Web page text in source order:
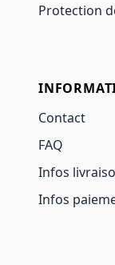
Protection
Contact
FAQ
Infos
Infos